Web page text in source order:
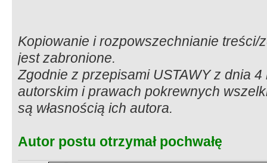
Kopiowanie i rozpowszechnianie treści/
jest zabronione.
Zgodnie z przepisami USTAWY z dnia
autorskim i prawach pokrewnych
są własnością ich autora.
Autor postu otrzymał pochwałę